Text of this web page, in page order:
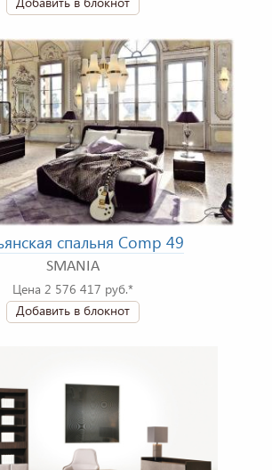
спальня Comp 49
SMANIA
Цена 2 576 417 руб.*
Добавить в блокнот